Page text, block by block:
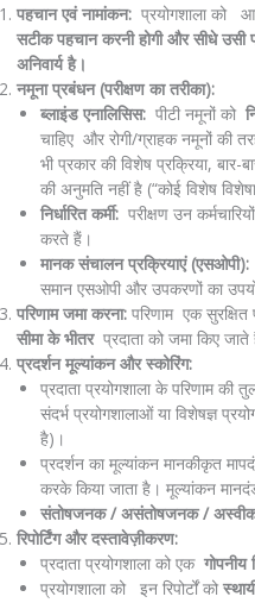
पहचान एवं नामांकन:प्रयोगशाला को
सटीक पहचान करनी होगी और सीधे उसी
अनिवार्य है।
नमूना प्रबंधन (परीक्षण का तरीका):
ब्लाइंड एनालिसिस: पीटी नमूनों को
चाहिए और रोगी/ग्राहक नमूनों की
भी प्रकार की विशेष प्रक्रिया, बार-
की अनुमति नहीं है (“कोई विशेष
निर्धारित कर्मी: परीक्षण उन
करते हैं।
मानक संचालन प्रक्रियाएं (एसओपी):
समान एसओपी और उपकरणों का
परिणाम जमा करना:परिणाम एक सुरक्षित
सीमा के भीतरप्रदाता को जमा किए
प्रदर्शन मूल्यांकन और स्कोरिंग:
प्रदाता प्रयोगशाला के परिणाम की
संदर्भ प्रयोगशालाओं या विशेषज्ञ
है)।
प्रदर्शन का मूल्यांकन मानकीकृत
करके किया जाता है। मूल्यांकन मानदंड
संतोषजनक / असंतोषजनक /
रिपोर्टिंग और दस्तावेज़ीकरण:
प्रदाता प्रयोगशाला को एकगोपनीय
प्रयोगशाला को इन रिपोर्टों को